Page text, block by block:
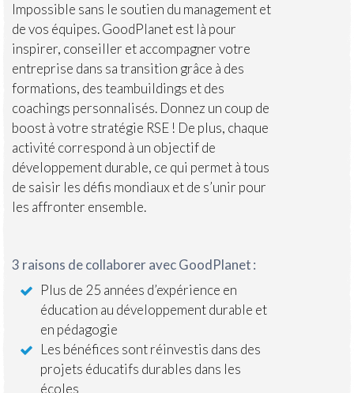
Impossible sans le soutien du management et
de vos équipes. GoodPlanet est là pour
inspirer, conseiller et accompagner votre
entreprise dans sa transition grâce à des
formations, des teambuildings et des
coachings personnalisés. Donnez un coup de
boost à votre stratégie RSE !​ De plus, chaque
activité correspond à un objectif de
développement durable, ce qui permet à tous
de saisir les défis mondiaux et de s’unir pour
les affronter ensemble.
3 raisons de collaborer avec GoodPlanet :
Plus de 25 années d’expérience en
éducation au développement durable et
en pédagogie ​
Les bénéfices sont réinvestis dans des
projets éducatifs durables dans les
écoles ​